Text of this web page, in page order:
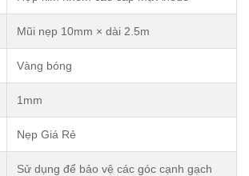
Mũi nẹp 10mm × dài 2.5m
Vàng bóng
1mm
Nẹp Giá Rẻ
Sử dụng để bảo vệ các góc cạnh gạch